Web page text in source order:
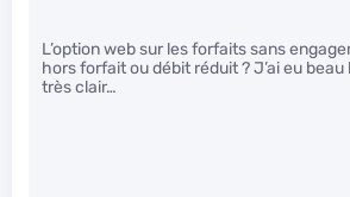
L’option web sur les forfaits sans
hors forfait ou débit réduit ? J’ai eu beau
très clair…